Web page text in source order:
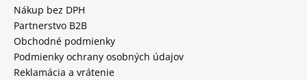
Nákup bez DPH
Partnerstvo B2B
Obchodné podmienky
Podmienky ochrany osobných údajov
Reklamácia a vrátenie